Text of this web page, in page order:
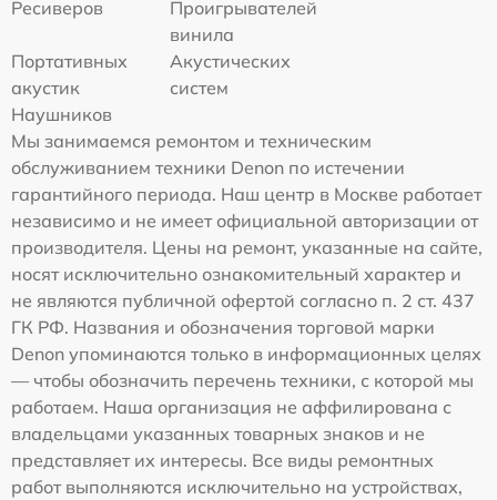
Ресиверов
Проигрывателей
винила
Портативных
акустик
Акустических
систем
Наушников
Мы занимаемся ремонтом и техническим
обслуживанием техники Denon по истечении
гарантийного периода. Наш центр в Москве работает
независимо и не имеет официальной авторизации от
производителя. Цены на ремонт, указанные на сайте,
носят исключительно ознакомительный характер и
не являются публичной офертой согласно п. 2 ст. 437
ГК РФ. Названия и обозначения торговой марки
Denon упоминаются только в информационных целях
— чтобы обозначить перечень техники, с которой мы
работаем. Наша организация не аффилирована с
владельцами указанных товарных знаков и не
представляет их интересы. Все виды ремонтных
работ выполняются исключительно на устройствах,